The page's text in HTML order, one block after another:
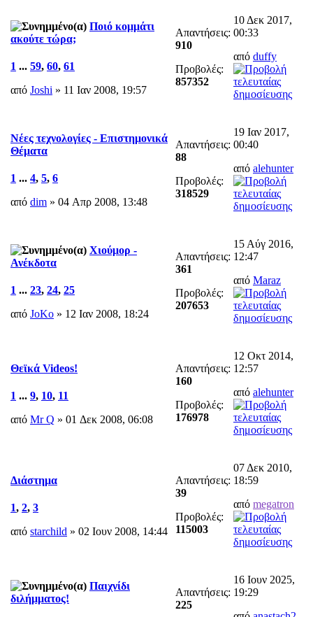
Ποιό κομμάτι
ακούτε τώρα;
1 ... 59, 60, 61
από Joshi » 11 Ιαν 2008, 19:57
Απαντήσεις:
910
Προβολές:
857352
10 Δεκ 2017,
00:33
από duffy
Νέες τεχνολογίες - Επιστημονικά
Θέματα
1 ... 4, 5, 6
από dim » 04 Απρ 2008, 13:48
Απαντήσεις:
88
Προβολές:
318529
19 Ιαν 2017,
00:40
από alehunter
Χιούμορ -
Ανέκδοτα
1 ... 23, 24, 25
από JoKo » 12 Ιαν 2008, 18:24
Απαντήσεις:
361
Προβολές:
207653
15 Αύγ 2016,
12:47
από Maraz
Θεϊκά Videos!
1 ... 9, 10, 11
από Mr Q » 01 Δεκ 2008, 06:08
Απαντήσεις:
160
Προβολές:
176978
12 Οκτ 2014,
12:57
από alehunter
Διάστημα
1, 2, 3
από starchild » 02 Ιουν 2008, 14:44
Απαντήσεις:
39
Προβολές:
115003
07 Δεκ 2010,
18:59
από megatron
Παιχνίδι
διλήμματος!
Απαντήσεις:
225
16 Ιουν 2025,
19:29